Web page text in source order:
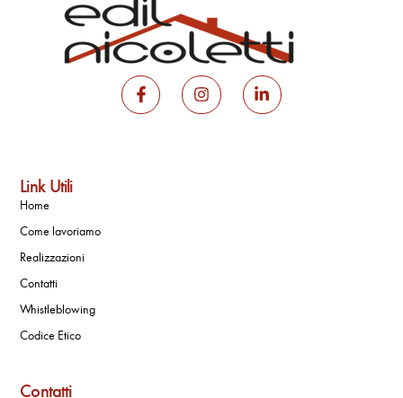
Link Utili
Home
Come lavoriamo
Realizzazioni
Contatti
Whistleblowing
Codice Etico
Contatti